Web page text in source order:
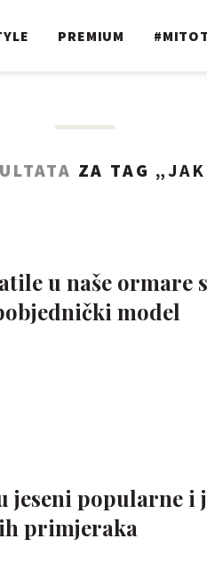
PREMIUM
ZA TAG „
u naše ormare
model
jeseni popularne
primjeraka